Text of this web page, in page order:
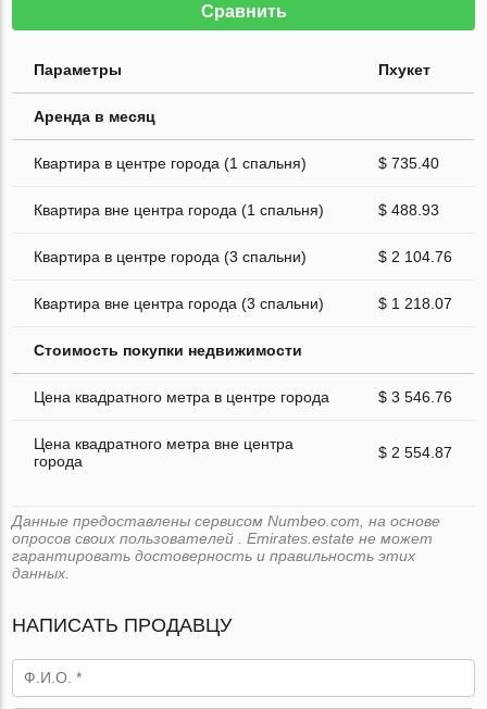
Сравнить
Параметры Пхукет
Аренда в месяц
Квартира в центре города (1 спальня) $ 735.40
Квартира вне центра города (1 спальня) $ 488.93
Квартира в центре города (3 спальни) $ 2 104.76
Квартира вне центра города (3 спальни) $ 1 218.07
Стоимость покупки недвижимости
Цена квадратного метра в центре города $ 3 546.76
Цена квадратного метра вне центра
города
$ 2 554.87
Данные предоставлены сервисом Numbeo.com, на основе
опросов своих пользователей . Emirates.estate не может
гарантировать достоверность и правильность этих
данных.
НАПИСАТЬ ПРОДАВЦУ